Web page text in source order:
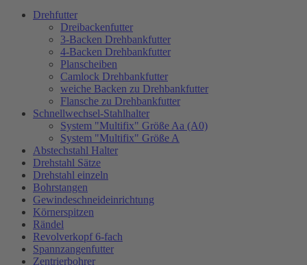
Drehfutter
Dreibackenfutter
3-Backen Drehbankfutter
4-Backen Drehbankfutter
Planscheiben
Camlock Drehbankfutter
weiche Backen zu Drehbankfutter
Flansche zu Drehbankfutter
Schnellwechsel-Stahlhalter
System "Multifix" Größe Aa (A0)
System "Multifix" Größe A
Abstechstahl Halter
Drehstahl Sätze
Drehstahl einzeln
Bohrstangen
Gewindeschneideinrichtung
Körnerspitzen
Rändel
Revolverkopf 6-fach
Spannzangenfutter
Zentrierbohrer